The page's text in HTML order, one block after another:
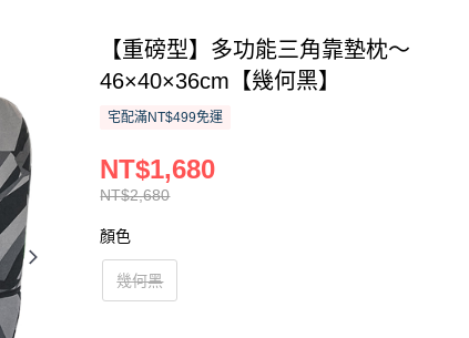
【重磅型】多功能三角靠墊枕～
46×40×36cm【幾何黑】
宅配滿NT$499免運
NT$2,680
NT$1,680
顏色
幾何黑